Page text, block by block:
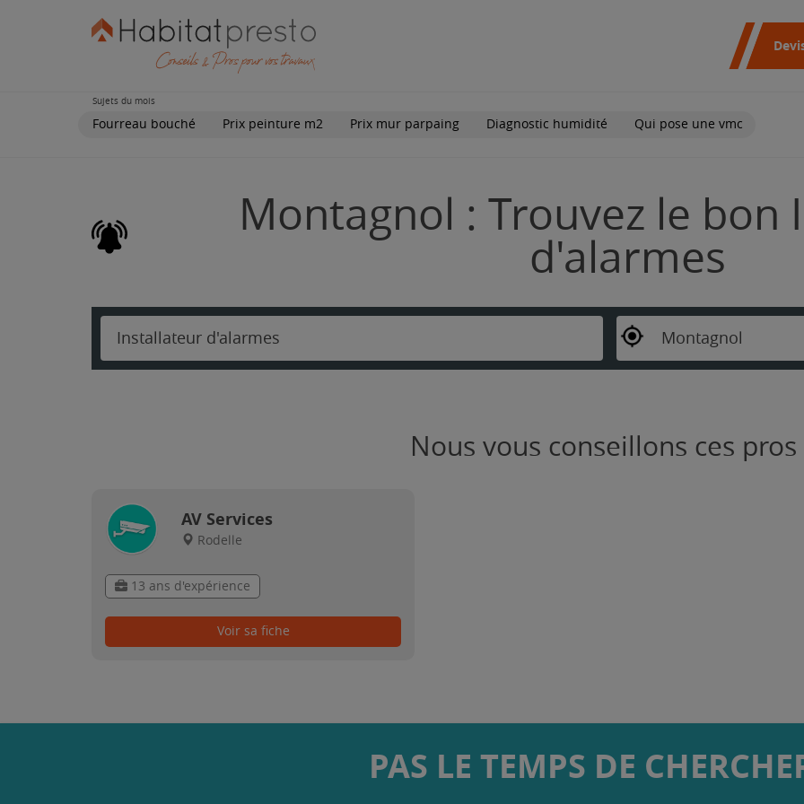
Sujets du mois
Fourreau bouché Prix peinture m2 Prix mur parpaing Diagnostic humidité Qui pose une vmc
Montagnol : Trouvez le bon
d'alarmes
Installateur d'alarmes Montagnol
Nous vous conseillons ces pros
AV Services
Rodelle
13 ans d'expérience
Voir sa fiche
PAS LE TEMPS DE